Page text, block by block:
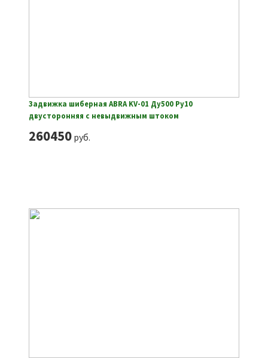
Задвижка шиберная ABRA KV-01 Ду500 Ру10
двусторонняя с невыдвижным штоком
260450руб.